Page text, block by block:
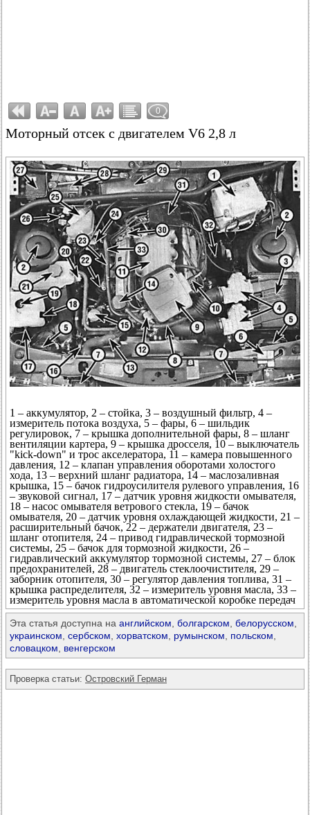
0
Моторный отсек с двигателем V6 2,8 л
1 – аккумулятор, 2 – стойка, 3 – воздушный фильтр, 4 –
измеритель потока воздуха, 5 – фары, 6 – шильдик
регулировок, 7 – крышка дополнительной фары, 8 – шланг
вентиляции картера, 9 – крышка дросселя, 10 – выключатель
"kick-down" и трос акселератора, 11 – камера повышенного
давления, 12 – клапан управления оборотами холостого
хода, 13 – верхний шланг радиатора, 14 – маслозаливная
крышка, 15 – бачок гидроусилителя рулевого управления, 16
– звуковой сигнал, 17 – датчик уровня жидкости омывателя,
18 – насос омывателя ветрового стекла, 19 – бачок
омывателя, 20 – датчик уровня охлаждающей жидкости, 21 –
расширительный бачок, 22 – держатели двигателя, 23 –
шланг отопителя, 24 – привод гидравлической тормозной
системы, 25 – бачок для тормозной жидкости, 26 –
гидравлический аккумулятор тормозной системы, 27 – блок
предохранителей, 28 – двигатель стеклоочистителя, 29 –
заборник отопителя, 30 – регулятор давления топлива, 31 –
крышка распределителя, 32 – измеритель уровня масла, 33 –
измеритель уровня масла в автоматической коробке передач
Эта статья доступна на английском болгарском белорусском
украинском сербском хорватском румынском польском
словацком
венгерском
Проверка статьи: Островский Герман